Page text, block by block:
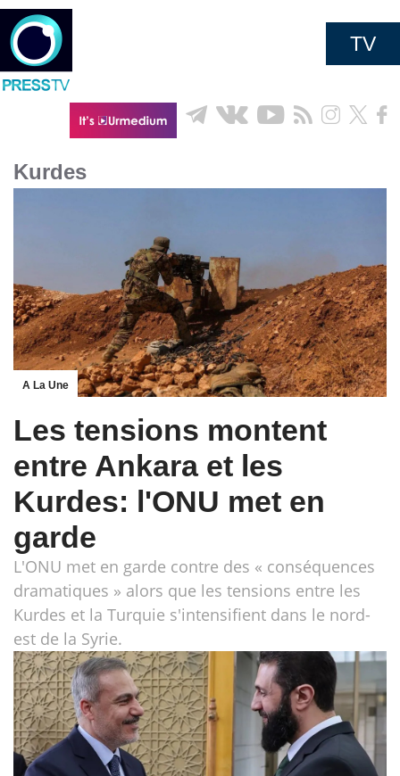
TV
Kurdes
A La Une
Les tensions montent
entre Ankara et les
Kurdes: l'ONU met en
garde
L'ONU met en garde contre des « conséquences
dramatiques » alors que les tensions entre les
Kurdes et la Turquie s'intensifient dans le nord-
est de la Syrie.